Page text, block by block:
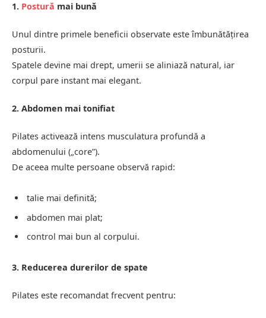
1. Postură mai bună
Unul dintre primele beneficii observate este îmbunătățirea
posturii.
Spatele devine mai drept, umerii se aliniază natural, iar
corpul pare instant mai elegant.
2. Abdomen mai tonifiat
Pilates activează intens musculatura profundă a
abdomenului („core”).
De aceea multe persoane observă rapid:
talie mai definită;
abdomen mai plat;
control mai bun al corpului.
3. Reducerea durerilor de spate
Pilates este recomandat frecvent pentru: